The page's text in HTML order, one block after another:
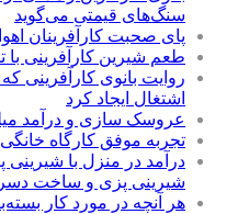
سنگ‌های قیمتی می‌گوید
پای صحبت کارآفرینان
طعم شیرین کارآفرینی
اشتغال ایجاد کرد
عروسک سازی و درآمد
تجربه موفق کارگاه
درآمد در منزل با
شیرینی پزی و ساخت دسر
هر آنچه در مورد کار